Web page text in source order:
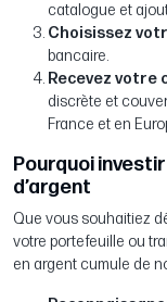
catalogue et
Choisissez
bancaire.
Recevez votre
discrète et
France et en
Pourquoi
d’argent
Que vous souhaitiez
votre portefeuille ou
en argent cumule de